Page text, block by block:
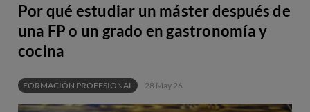
Por qué estudiar un máster después de
una FP o un grado en gastronomía y
cocina
FORMACIÓN PROFESIONAL 28 May 26